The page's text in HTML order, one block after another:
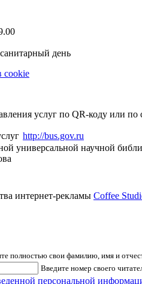
день
cookie
услуг по QR-коду или
http://bus.gov.ru
универсальной научной
интернет-рекламы Coffee
полностью свои фамилию, имя и
Введите номер своего
персональной